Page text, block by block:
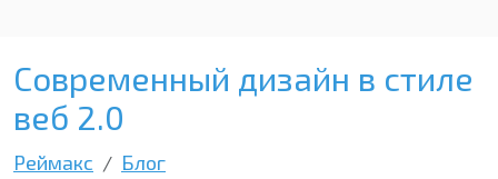
Современный дизайн в стиле
веб 2.0
Реймакс
Блог